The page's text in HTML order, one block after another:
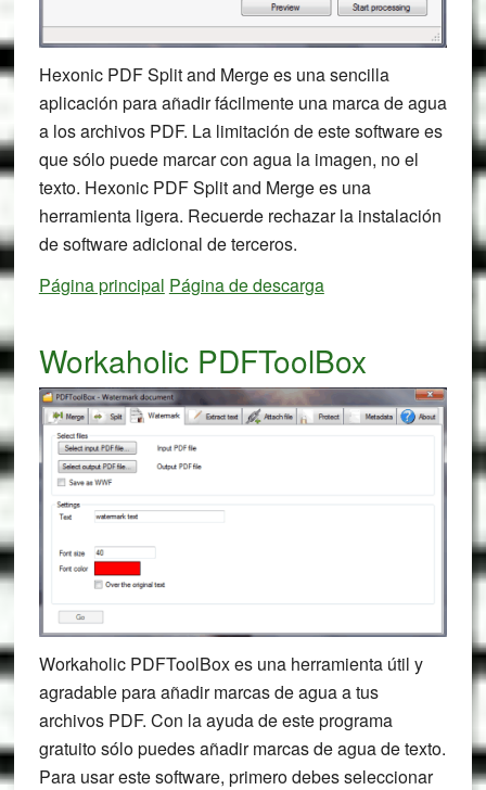
Hexonic PDF Split and Merge es una sencilla
aplicación para añadir fácilmente una marca de agua
a los archivos PDF. La limitación de este software es
que sólo puede marcar con agua la imagen, no el
texto. Hexonic PDF Split and Merge es una
herramienta ligera. Recuerde rechazar la instalación
de software adicional de terceros.
Página principal Página de descarga
Workaholic PDFToolBox
Workaholic PDFToolBox es una herramienta útil y
agradable para añadir marcas de agua a tus
archivos PDF. Con la ayuda de este programa
gratuito sólo puedes añadir marcas de agua de texto.
Para usar este software, primero debes seleccionar